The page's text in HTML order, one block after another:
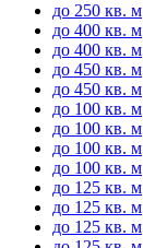
до 250 кв. м
до 400 кв. м
до 400 кв. м
до 450 кв. м
до 450 кв. м
до 100 кв. м
до 100 кв. м
до 100 кв. м
до 100 кв. м
до 125 кв. м
до 125 кв. м
до 125 кв. м